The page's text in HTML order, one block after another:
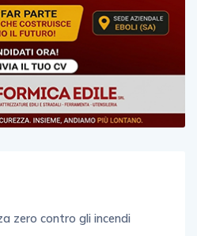
zero contro gli incendi